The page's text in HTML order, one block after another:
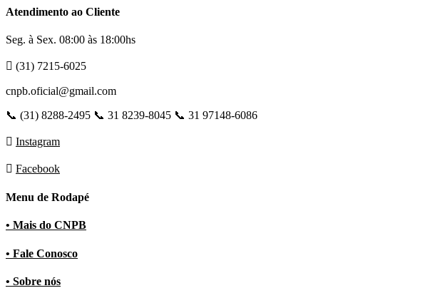
Atendimento ao Cliente
Seg. à Sex. 08:00 às 18:00hs
(31) 7215-6025
cnpb.oficial@gmail.com
📞 (31) 8288-2495 📞 31 8239-8045 📞 31 97148-6086
Instagram
Facebook
Menu de Rodapé
• Mais do CNPB
• Fale Conosco
• Sobre nós